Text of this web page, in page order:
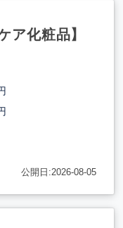
ア化粧品】
公開日:2026-08-05